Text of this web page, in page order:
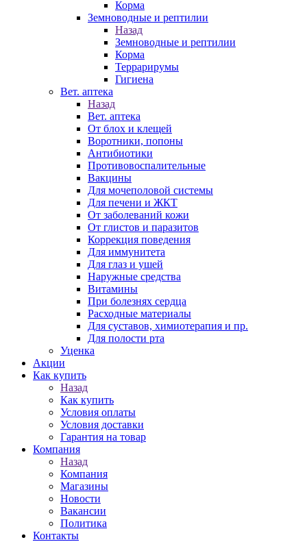
Корма
Земноводные и рептилии
Назад
Земноводные и рептилии
Корма
Террарирумы
Гигиена
Вет. аптека
Назад
Вет. аптека
От блох и клещей
Воротники, попоны
Антибиотики
Противовоспалительные
Вакцины
Для мочеполовой системы
Для печени и ЖКТ
От заболеваний кожи
От глистов и паразитов
Коррекция поведения
Для иммунитета
Для глаз и ушей
Наружные средства
Витамины
При болезнях сердца
Расходные материалы
Для суставов, химиотерапия и пр.
Для полости рта
Уценка
Акции
Как купить
Назад
Как купить
Условия оплаты
Условия доставки
Гарантия на товар
Компания
Назад
Компания
Магазины
Новости
Вакансии
Политика
Контакты